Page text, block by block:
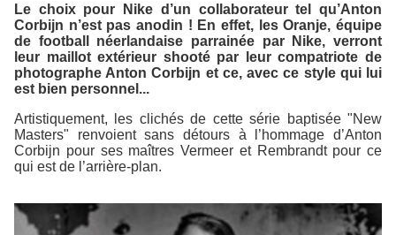
Le choix pour Nike d’un collaborateur tel qu’Anton
Corbijn n’est pas anodin ! En effet, les Oranje, équipe
de football néerlandaise parrainée par Nike, verront
leur maillot extérieur shooté par leur compatriote de
photographe Anton Corbijn et ce, avec ce style qui lui
est bien personnel...
Artistiquement, les clichés de cette série baptisée "New
Masters" renvoient sans détours à l’hommage d’Anton
Corbijn pour ses maîtres Vermeer et Rembrandt pour ce
qui est de l’arrière-plan.